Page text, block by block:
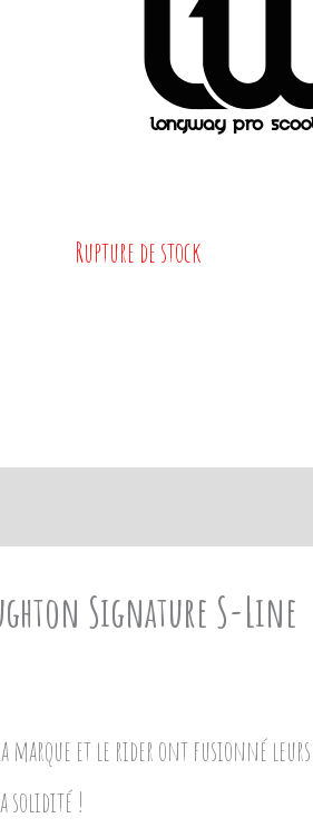
Rupture de stock
Signature S-Line
marque et le rider ont fusionné
solidité !